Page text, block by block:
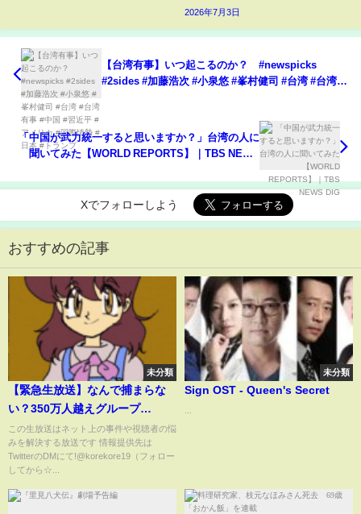
2026年7月3日
【台湾有事】いつ起こるのか？ #newspicks
#2sides #加藤浩次 #小泉悠 #峯村健司 #台湾 #台湾有
「中国が武力統一すると思いますか？」台湾の人に
聞いてみた【WORLD REPORTS】｜TBS NEWS
Xでフォローしよう
おすすめの記事
未分類
【緊急生放送】なんで捕まらな
い？350万人越えグループ
YouTuberのメンバーが犯罪行為
をし被害者女性も現る…結婚式
でありえない被害を複数受けた
と付き合った男の謎体験
この生放送はネット上の事件や視聴者の悩
みを解決する放送です 情報提供先は
TwitterのDMにて!@korekore19（フォロー
してから☆...
未分類
Sign OST - Queen's Secret